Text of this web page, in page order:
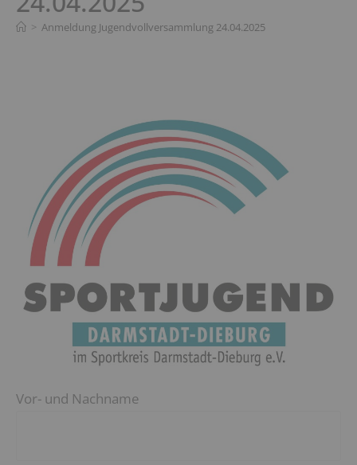
> Anmeldung Jugendvollversammlung 24.04.2025
Vor- und Nachname